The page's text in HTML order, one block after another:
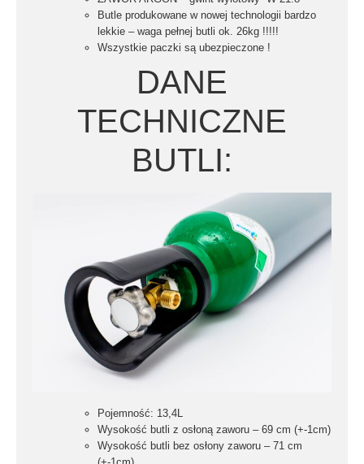
Butle produkowane w nowej technologii bardzo
lekkie –waga pełnej butli ok. 26kg !!!!!
Wszystkie paczki są ubezpieczone !
DANE
TECHNICZNE
BUTLI:
Pojemność: 13,4L
Wysokość butli z osłoną zaworu – 69 cm (+-1cm)
Wysokość butli bez osłony zaworu – 71 cm